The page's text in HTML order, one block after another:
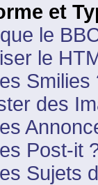
et
le
le
Smilies
des
Post-it
Sujets